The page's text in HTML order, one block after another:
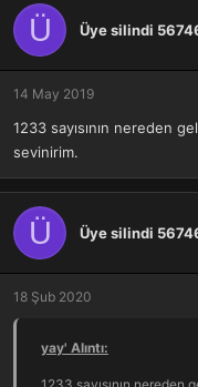
Ü Üye silindi
14 May 2019
1233 sayısının nereden
sevinirim.
Ü Üye silindi
18 Şub 2020
yay' Alıntı: